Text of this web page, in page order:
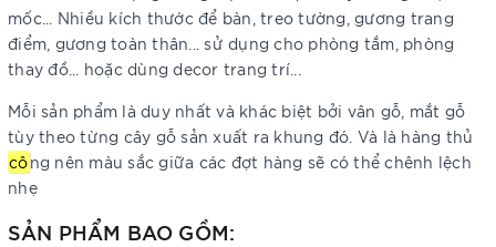
mốc... Nhiều kích thước để bàn, treo tường, gương trang
điểm, gương toàn thân... sử dụng cho phòng tắm, phòng
thay đồ... hoặc dùng decor trang trí...
Mỗi sản phẩm là duy nhất và khác biệt bởi vân gỗ, mắt gỗ
tùy theo từng cây gỗ sản xuất ra khung đó. Và là hàng thủ
công nên màu sắc giữa các đợt hàng sẽ có thể chênh lệch
nhẹ
SẢN PHẨM BAO GỒM: